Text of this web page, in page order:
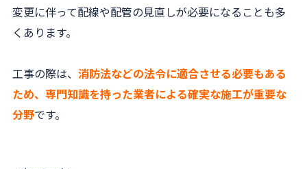
変更に伴って配線や配管の見直しが必要になることも多
くあります。
工事の際は、 消防法などの法令に適合させる必要もある
ため、専門知識を持った業者による確実な施工が重要な
分野です。